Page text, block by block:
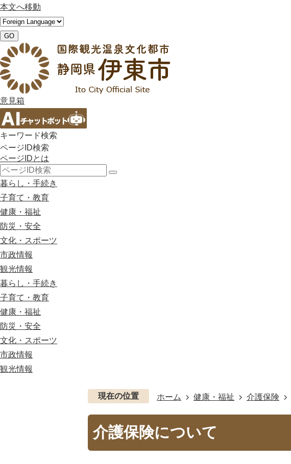
本文へ移動
GO
意見箱
キーワード検索
ページID検索
ページIDとは
暮らし・手続き
子育て・教育
健康・福祉
防災・安全
文化・スポーツ
市政情報
観光情報
暮らし・手続き
子育て・教育
健康・福祉
防災・安全
文化・スポーツ
市政情報
観光情報
現在の位置 ホーム 健康・福祉 介護保険
介護保険について